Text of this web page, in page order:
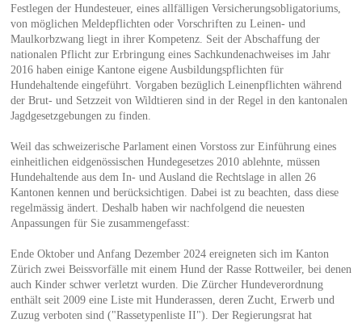
Festlegen der Hundesteuer, eines allfälligen Versicherungsobligatoriums,
von möglichen Meldepflichten oder Vorschriften zu Leinen- und
Maulkorbzwang liegt in ihrer Kompetenz. Seit der Abschaffung der
nationalen Pflicht zur Erbringung eines Sachkundenachweises im Jahr
2016 haben einige Kantone eigene Ausbildungspflichten für
Hundehaltende eingeführt. Vorgaben bezüglich Leinenpflichten während
der Brut- und Setzzeit von Wildtieren sind in der Regel in den kantonalen
Jagdgesetzgebungen zu finden.
Weil das schweizerische Parlament einen Vorstoss zur Einführung eines
einheitlichen eidgenössischen Hundegesetzes 2010 ablehnte, müssen
Hundehaltende aus dem In- und Ausland die Rechtslage in allen 26
Kantonen kennen und berücksichtigen. Dabei ist zu beachten, dass diese
regelmässig ändert. Deshalb haben wir nachfolgend die neuesten
Anpassungen für Sie zusammengefasst:
Ende Oktober und Anfang Dezember 2024 ereigneten sich im Kanton
Zürich zwei Beissvorfälle mit einem Hund der Rasse Rottweiler, bei denen
auch Kinder schwer verletzt wurden. Die Zürcher Hundeverordnung
enthält seit 2009 eine Liste mit Hunderassen, deren Zucht, Erwerb und
Zuzug verboten sind ("Rassetypenliste II"). Der Regierungsrat hat